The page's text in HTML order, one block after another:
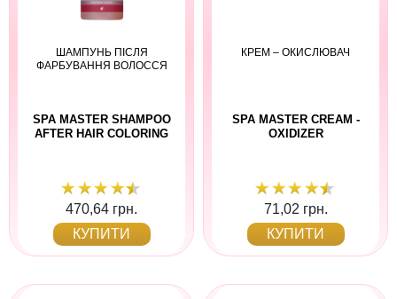
ШАМПУНЬ ПІСЛЯ
ФАРБУВАННЯ ВОЛОССЯ
SPA MASTER SHAMPOO
AFTER HAIR COLORING
470,64 грн.
КУПИТИ
КРЕМ – ОКИСЛЮВАЧ
SPA MASTER CREAM -
OXIDIZER
71,02 грн.
КУПИТИ